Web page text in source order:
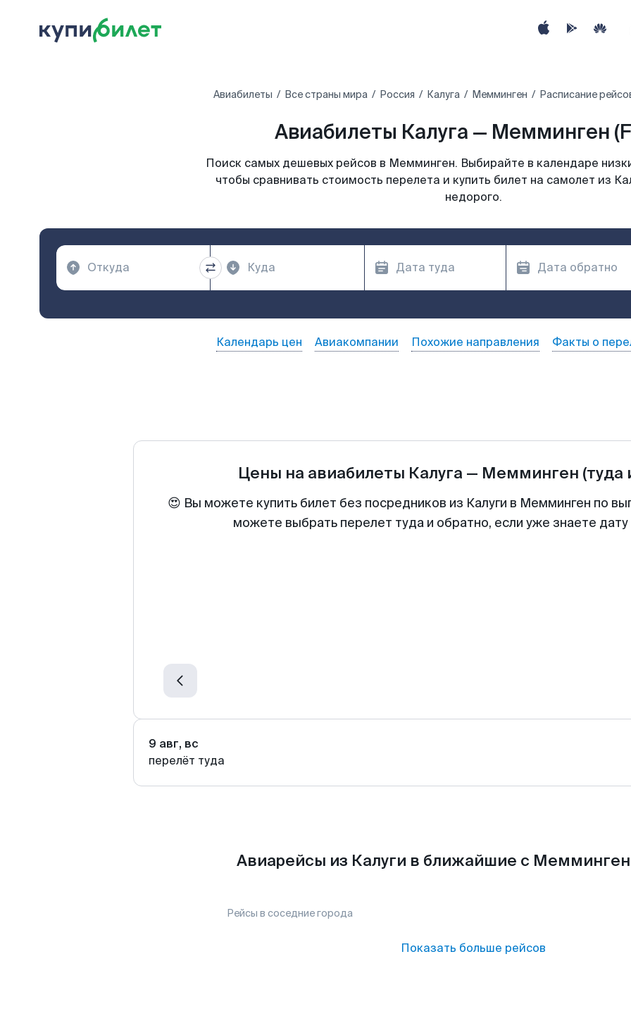
Авиабилеты Все страны мира Россия Калуга Мемминген Расписание
Авиабилеты Калуга — Мемминген
Поиск самых дешевых рейсов в Мемминген. Выбирайте в календаре
чтобы сравнивать стоимость перелета и купить билет на самолет из
недорого.
Календарь цен Авиакомпании Похожие направления Факты о
Цены на авиабилеты Калуга — Мемминген (туда
😍 Вы можете купить билет без посредников из Калуги в Мемминген по
можете выбрать перелет туда и обратно, если уже знаете
9 авг, вс
перелёт туда
Авиарейсы из Калуги в ближайшие с
Рейсы в соседние города
Показать больше рейсов